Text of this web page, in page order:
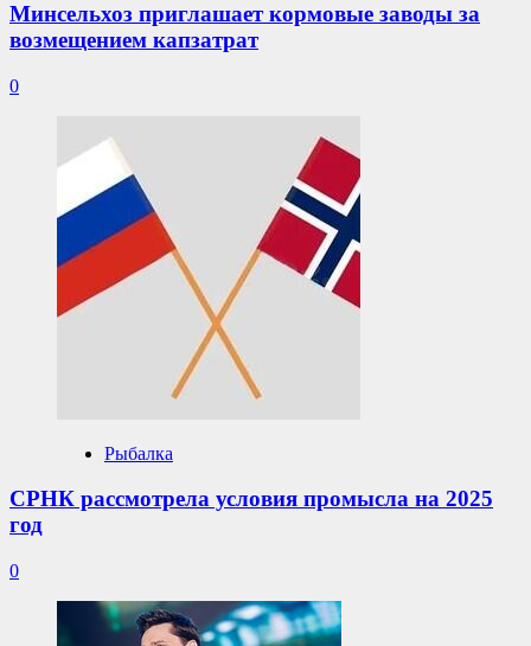
Минсельхоз приглашает кормовые заводы за
возмещением капзатрат
0
Рыбалка
СРНК рассмотрела условия промысла на 2025
год
0